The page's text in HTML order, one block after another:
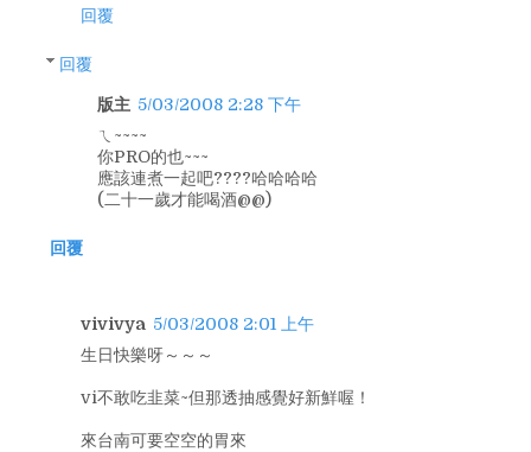
回覆
回覆
版主 5/03/2008 2:28 下午
ㄟ~~~~
你PRO的也~~~
應該連煮一起吧????哈哈哈哈
(二十一歲才能喝酒@@)
回覆
vivivya 5/03/2008 2:01 上午
生日快樂呀～～～
vi不敢吃韭菜~但那透抽感覺好新鮮喔！
來台南可要空空的胃來